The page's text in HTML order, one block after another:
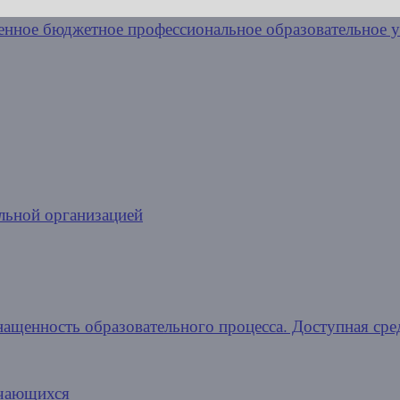
организацией
образовательного процесса. Доступная